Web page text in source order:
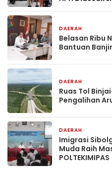
DAERAH
Belasan Ribu
Bantuan
DAERAH
Ruas Tol
Pengalihan
DAERAH
Imigrasi
Muda Raih
POLTEKIMIPAS